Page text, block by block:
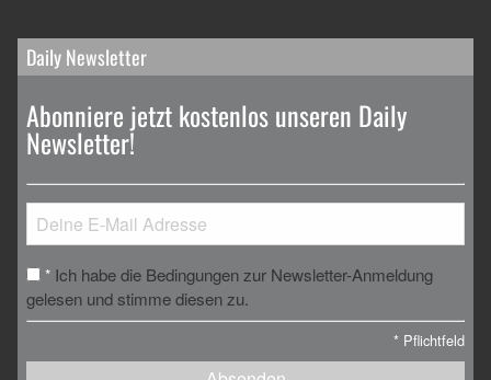
Daily Newsletter
Abonniere jetzt kostenlos unseren Daily
Newsletter!
* Ich habe die Bedingungen zur Newsletter-Anmeldung
gelesen und stimme diesen zu.
* Pflichtfeld